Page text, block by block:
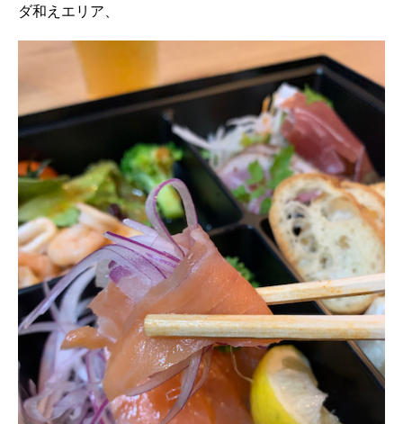
ダ和えエリア、